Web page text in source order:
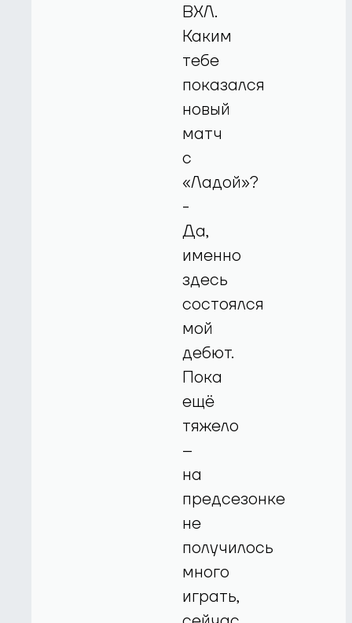
ВХЛ.
Каким
тебе
показался
новый
матч
с
«Ладой»?
-
Да,
именно
здесь
состоялся
мой
дебют.
Пока
ещё
тяжело
–
на
предсезонке
не
получилось
много
играть,